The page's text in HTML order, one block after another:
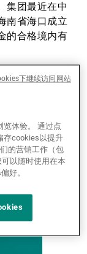
集团最近在中
南省海口成立
的合格境内有
览体验。 通过点
存cookies以提升
的营销工作（包
以随时使用在本
好。
下继续访问网站